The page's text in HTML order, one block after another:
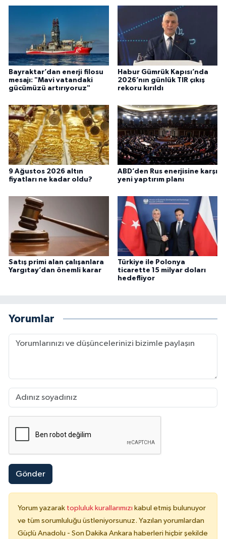
Bayraktar’dan enerji filosu
mesajı: "Mavi vatandaki
gücümüzü artırıyoruz"
Habur Gümrük Kapısı’nda
2026’nın günlük TIR çıkış
rekoru kırıldı
9 Ağustos 2026 altın
fiyatları ne kadar oldu?
ABD’den Rus enerjisine karşı
yeni yaptırım planı
Satış primi alan çalışanlara
Yargıtay’dan önemli karar
Türkiye ile Polonya
ticarette 15 milyar doları
hedefliyor
Yorumlar
Gönder
Yorum yazarak topluluk kurallarımızı kabul etmiş bulunuyor
ve tüm sorumluluğu üstleniyorsunuz. Yazılan yorumlardan
Güçlü Anadolu - Son Dakika Ankara haberleri hiçbir şekilde